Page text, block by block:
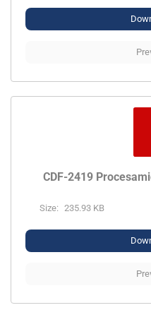
CDF-2419
Size: 235.93 KB